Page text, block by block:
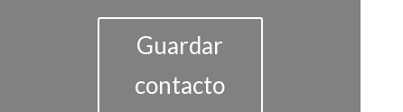
Guardar
contacto